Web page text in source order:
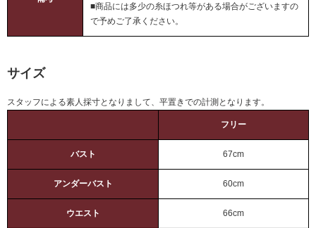
■商品には多少の糸ほつれ等がある場合がございますの
で予めご了承ください。
サイズ
スタッフによる素人採寸となりまして、平置きでの計測となります。
フリー
バスト 67cm
アンダーバスト 60cm
ウエスト 66cm